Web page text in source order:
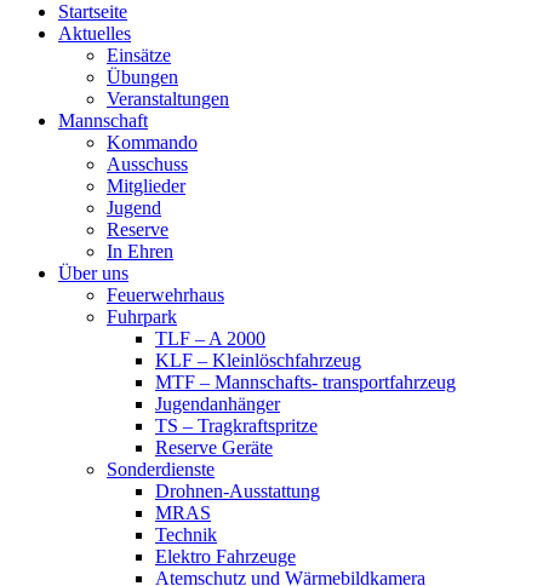
Startseite
Aktuelles
Einsätze
Übungen
Veranstaltungen
Mannschaft
Kommando
Ausschuss
Mitglieder
Jugend
Reserve
In Ehren
Über uns
Feuerwehrhaus
Fuhrpark
TLF – A 2000
KLF – Kleinlöschfahrzeug
MTF – Mannschafts- transportfahrzeug
Jugendanhänger
TS – Tragkraftspritze
Reserve Geräte
Sonderdienste
Drohnen-Ausstattung
MRAS
Technik
Elektro Fahrzeuge
Atemschutz und Wärmebildkamera